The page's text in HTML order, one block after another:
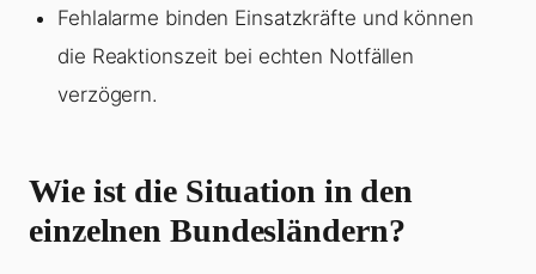
Fehlalarme binden Einsatzkräfte und können
die Reaktionszeit bei echten Notfällen
verzögern.
Wie ist die Situation in den
einzelnen Bundesländern?